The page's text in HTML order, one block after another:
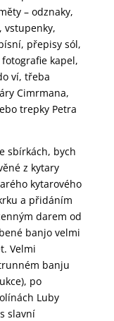
– odznaky,
vstupenky,
přepisy sól,
kapel,
ví, třeba
Cimrmana,
trepky Petra
sbírkách, bych
z kytary
kytarového
a přidáním
darem od
banjo velmi
Velmi
banju
po
Luby
slavní